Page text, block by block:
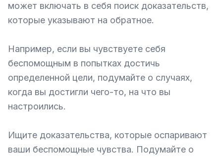
может включать в себя поиск доказательств,
которые указывают на обратное.
Например, если вы чувствуете себя
беспомощным в попытках достичь
определенной цели, подумайте о случаях,
когда вы достигли чего-то, на что вы
настроились.
Ищите доказательства, которые оспаривают
ваши беспомощные чувства. Подумайте о